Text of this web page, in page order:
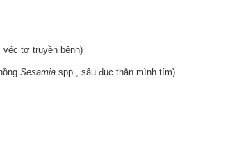
véc tơ truyền bệnh)
Sesamia spp., sâu đục thân mình tím)